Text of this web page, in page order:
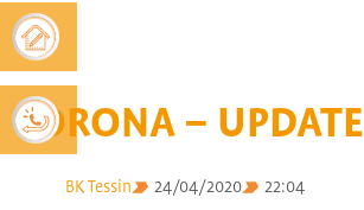
CORONA – UPDATE
BK Tessin 24/04/2020 22:04